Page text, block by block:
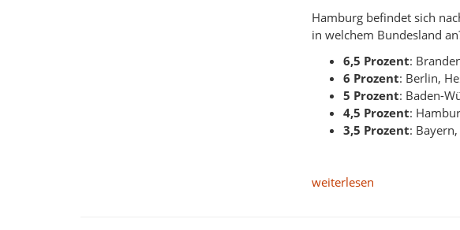
Hamburg befindet sich
in welchem Bundesland
6,5 Prozent:
6 Prozent: Berlin,
5 Prozent: Baden-
4,5 Prozent:
3,5 Prozent: Bayern,
weiterlesen